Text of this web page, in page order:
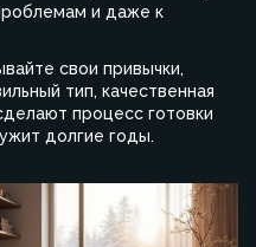
и даже к
свои привычки,
тип, качественная
процесс готовки
долгие годы.